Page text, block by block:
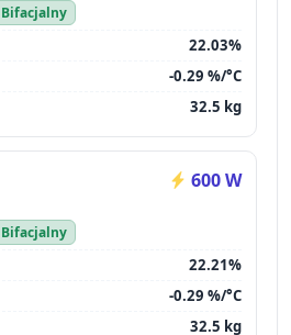
Bifacjalny
22.03%
-0.29 %/°C
32.5 kg
600 W
Bifacjalny
22.21%
-0.29 %/°C
32.5 kg